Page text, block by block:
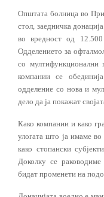
Општата болница во
стол, заедничка
во вредност од
Одделението за
со мултифункционални
компании се
одделение со нова и
дело да ја покажат
Како компании и како
улогата што ја имаме
како стопански
Доколку се
бидат променети на